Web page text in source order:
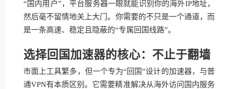
“国内用户”，平台服务器一眼就能识别你的海外IP地址，
然后毫不留情地关上大门。你需要的不只是一个通道，而
是一条高速、稳定且隐蔽的“专属回国线路”。
选择回国加速器的核心：不止于翻墙
市面上工具繁多，但一个专为“回国”设计的加速器，与普
通VPN有本质区别。它需要精准解决从海外访问国内服务